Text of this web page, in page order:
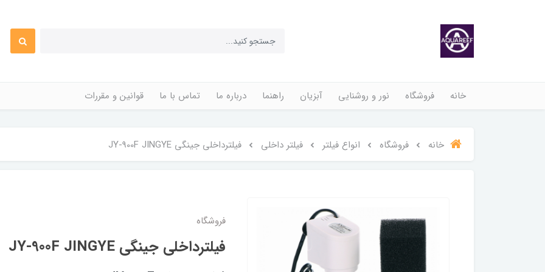
خانه فروشگاه نور و روشنایی آبزیان راهنما درباره ما تماس با ما قوانین و مقررات
خانه فروشگاه انواع فیلتر فیلتر داخلی فیلترداخلی جینگی JY-900F JINGYE
فروشگاه
فیلترداخلی جینگی JY-900F JINGYE